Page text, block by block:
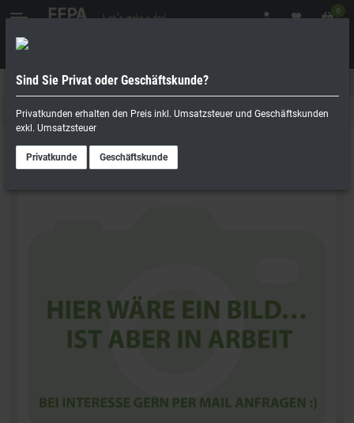
0
Geschäftskunde
Reinigungsbedarf
Sind Sie Privat oder Geschäftskunde?
Privatkunden erhalten den Preis inkl. Umsatzsteuer und Geschäftskunden
exkl. Umsatzsteuer
Privatkunde Geschäftskunde